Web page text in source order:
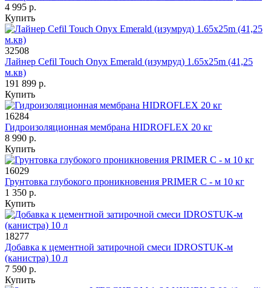
4 995 р.
Купить
32508
Лайнер Cefil Touch Onyx Emerald (изумруд) 1.65x25m (41,25
м.кв)
191 899 р.
Купить
16284
Гидроизоляционная мембрана HIDROFLEX 20 кг
8 990 р.
Купить
16029
Грунтовка глубокого проникновения PRIMER С - м 10 кг
1 350 р.
Купить
18277
Добавка к цементной затирочной смеси IDROSTUK-м
(канистра) 10 л
7 590 р.
Купить